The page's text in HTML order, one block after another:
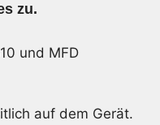
zu.
und MFD
auf dem Gerät.